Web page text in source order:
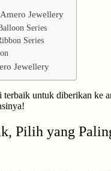
Jewellery
Series
Series
Jewellery
untuk diberikan
Pilih yang